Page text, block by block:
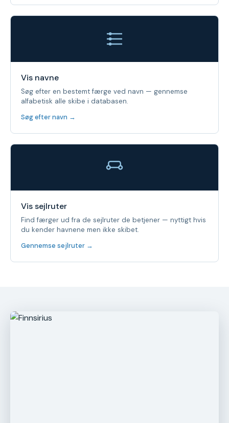
Vis navne
Søg efter en bestemt færge ved navn — gennemse
alfabetisk alle skibe i databasen.
Søg efter navn →
Vis sejlruter
Find færger ud fra de sejlruter de betjener — nyttigt hvis
du kender havnene men ikke skibet.
Gennemse sejlruter →